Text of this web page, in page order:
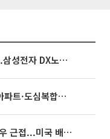
3445억 자사주 지급 마쳤는데...삼성전자 DX노조, 뒤늦은 '떼쓰기 집회'
영끌 '주택공급' 대책 임박⋯비아파트·도심복합까지 총동원
이란 “호르무즈 새 항로 합의 매우 근접...미국 배상 먼저”